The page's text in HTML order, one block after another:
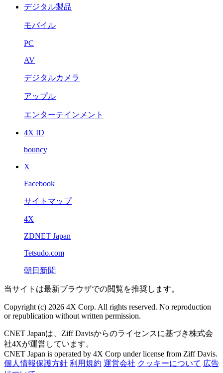
デジタル製品
モバイル
PC
AV
デジタルカメラ
アップル
エンターテインメント
4X ID
bouncy
X
Facebook
サイトマップ
4X
ZDNET Japan
Tetsudo.com
朝日新聞
当サイトは最新ブラウザでの閲覧を推奨します。
Copyright (c) 2026 4X Corp. All rights reserved. No reproduction
or republication without written permission.
CNET Japanは、Ziff Davisからのライセンスに基づき株式会
社4Xが運営しています。
CNET Japan is operated by 4X Corp under license from Ziff Davis.
個人情報保護方針 利用規約 運営会社 クッキーについて 広告